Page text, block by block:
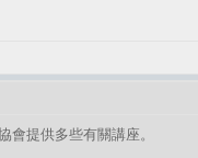
會提供多些有關講座。